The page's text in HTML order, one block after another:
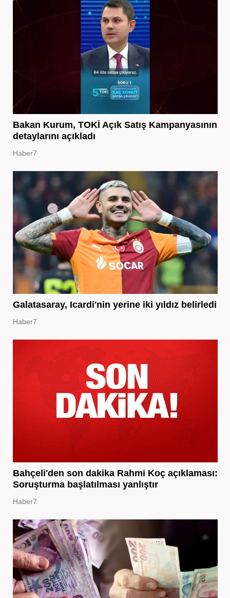
Bakan Kurum, TOKİ Açık Satış Kampanyasının
detaylarını açıkladı
Haber7
Galatasaray, Icardi'nin yerine iki yıldız belirledi
Haber7
Bahçeli'den son dakika Rahmi Koç açıklaması:
Soruşturma başlatılması yanlıştır
Haber7